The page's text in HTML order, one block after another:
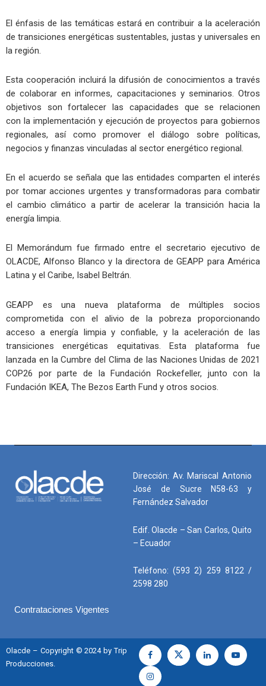
El énfasis de las temáticas estará en contribuir a la aceleración
de transiciones energéticas sustentables, justas y universales en
la región.
Esta cooperación incluirá la difusión de conocimientos a través
de colaborar en informes, capacitaciones y seminarios. Otros
objetivos son fortalecer las capacidades que se relacionen
con la implementación y ejecución de proyectos para gobiernos
regionales, así como promover el diálogo sobre políticas,
negocios y finanzas vinculadas al sector energético regional.
En el acuerdo se señala que las entidades comparten el interés
por tomar acciones urgentes y transformadoras para combatir
el cambio climático a partir de acelerar la transición hacia la
energía limpia.
El Memorándum fue firmado entre el secretario ejecutivo de
OLACDE, Alfonso Blanco y la directora de GEAPP para América
Latina y el Caribe, Isabel Beltrán.
GEAPP es una nueva plataforma de múltiples socios
comprometida con el alivio de la pobreza proporcionando
acceso a energía limpia y confiable, y la aceleración de las
transiciones energéticas equitativas. Esta plataforma fue
lanzada en la Cumbre del Clima de las Naciones Unidas de 2021
COP26 por parte de la Fundación Rockefeller, junto con la
Fundación IKEA, The Bezos Earth Fund y otros socios.
Dirección: Av. Mariscal Antonio
José de Sucre N58-63 y
Fernández Salvador
Edif. Olacde – San Carlos, Quito
– Ecuador
Teléfono: (593 2) 259 8122 /
2598 280
Contrataciones Vigentes
Olacde – Copyright © 2024 by Trip
Producciones.